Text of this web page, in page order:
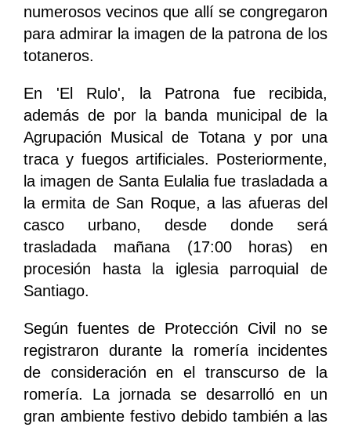
numerosos vecinos que allí se congregaron
para admirar la imagen de la patrona de los
totaneros.
En 'El Rulo', la Patrona fue recibida,
además de por la banda municipal de la
Agrupación Musical de Totana y por una
traca y fuegos artificiales. Posteriormente,
la imagen de Santa Eulalia fue trasladada a
la ermita de San Roque, a las afueras del
casco urbano, desde donde será
trasladada mañana (17:00 horas) en
procesión hasta la iglesia parroquial de
Santiago.
Según fuentes de Protección Civil no se
registraron durante la romería incidentes
de consideración en el transcurso de la
romería. La jornada se desarrolló en un
gran ambiente festivo debido también a las